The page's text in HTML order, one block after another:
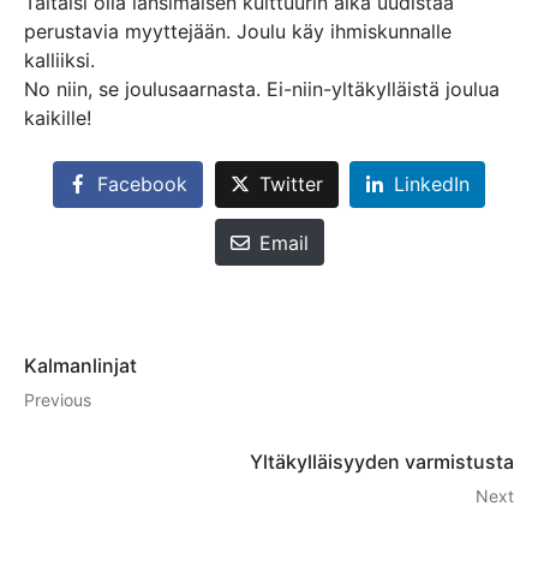
perustavia myyttejään. Joulu käy ihmiskunnalle
kalliiksi.
No niin, se joulusaarnasta. Ei-niin-yltäkylläistä joulua
kaikille!
Facebook Twitter LinkedIn
Email
Kalmanlinjat
Previous
Yltäkylläisyyden varmistusta
Next